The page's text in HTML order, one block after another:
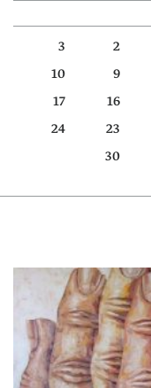
2
3
9
10
16
17
23
24
30